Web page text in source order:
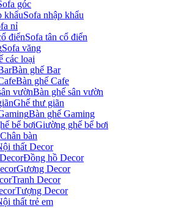
góc
Sofa nhập khẩu
nỉ
Sofa tân cổ điển
Sofa văng
các loại
Bàn ghế Bar
Bàn ghế Cafe
Bàn ghế sân vườn
Ghế thư giãn
Bàn ghế Gaming
Giường ghế bể bơi
Chân bàn
thất Decor
Đồng hồ Decor
Gương Decor
Tranh Decor
Tượng Decor
thất trẻ em